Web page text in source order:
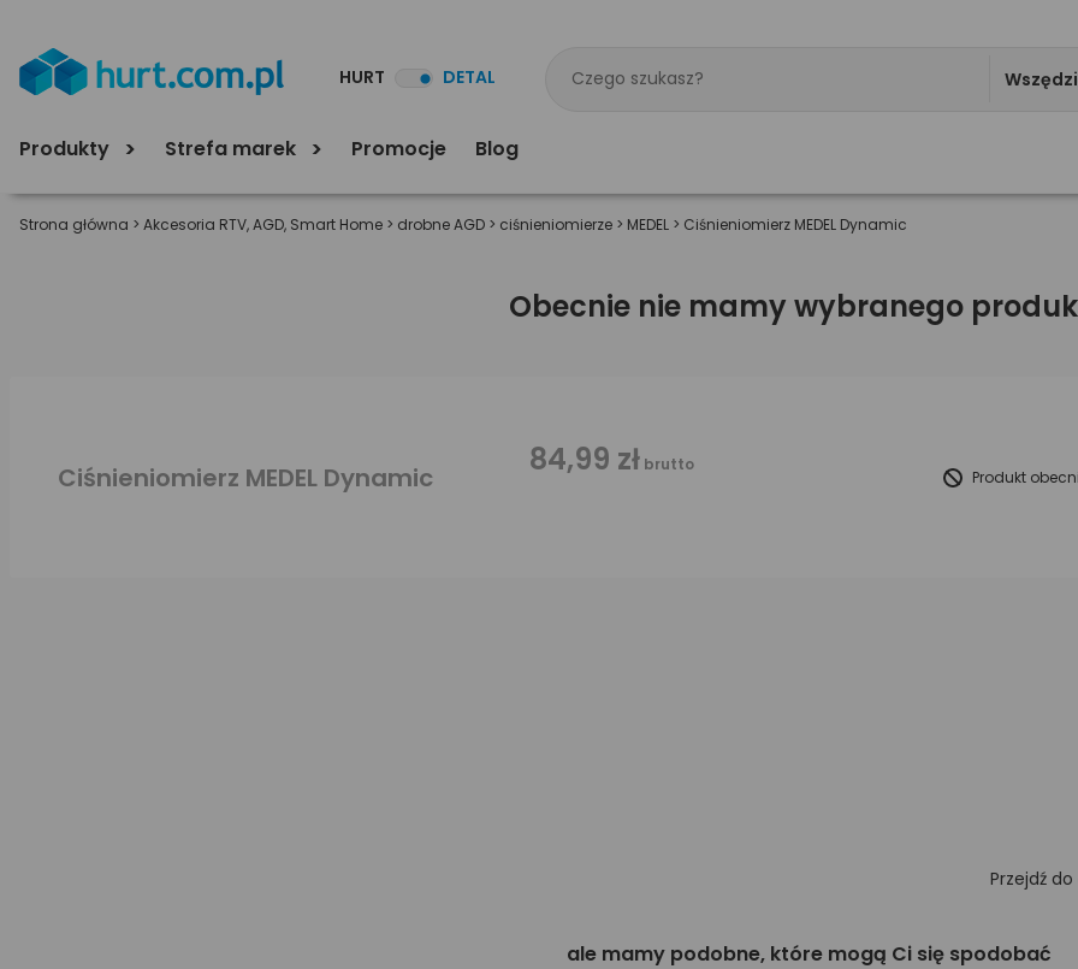
HURT DETAL
Produkty Strefa marek Promocje Blog
Strona główna > Akcesoria RTV, AGD, Smart Home > drobne AGD > ciśnieniomierze > MEDEL > Ciśnieniomierz MEDEL Dynamic
Obecnie nie mamy wybranego
Ciśnieniomierz MEDEL Dynamic 84,99 zł brutto
Produkt
Przejdź do
ale mamy podobne, które mogą Ci się spodobać